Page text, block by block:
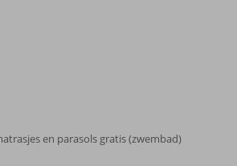
en parasols gratis (zwembad)